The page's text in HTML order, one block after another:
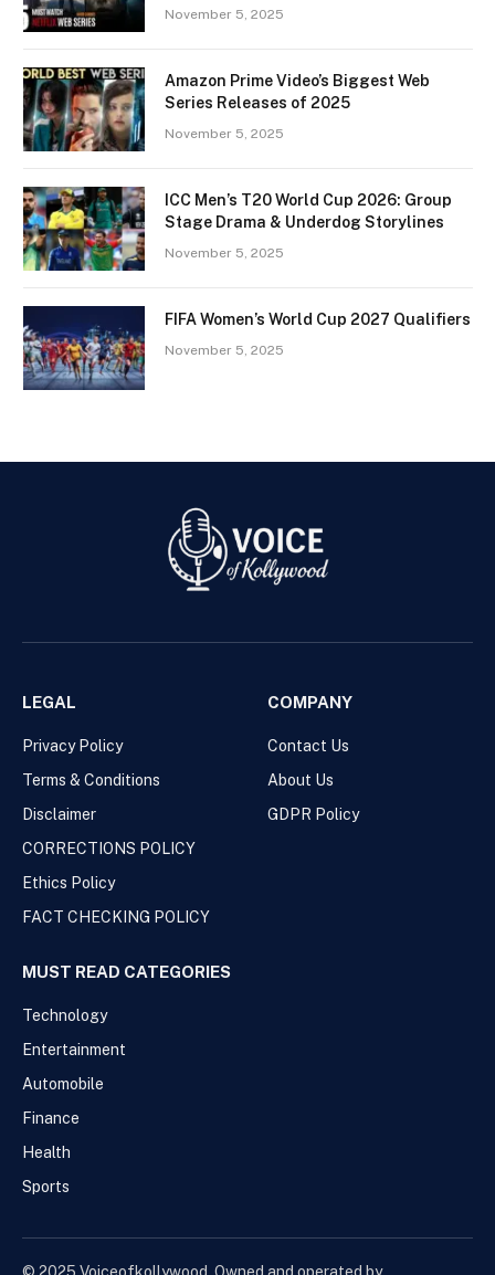
November 5, 2025
Amazon Prime Video’s Biggest Web
Series Releases of 2025
November 5, 2025
ICC Men’s T20 World Cup 2026: Group
Stage Drama & Underdog Storylines
November 5, 2025
FIFA Women’s World Cup 2027 Qualifiers
November 5, 2025
LEGAL
Privacy Policy
Terms & Conditions
Disclaimer
CORRECTIONS POLICY
Ethics Policy
FACT CHECKING POLICY
COMPANY
Contact Us
About Us
GDPR Policy
MUST READ CATEGORIES
Technology
Entertainment
Automobile
Finance
Health
Sports